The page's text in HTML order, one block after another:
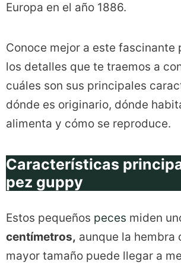
Europa en el año 1886.
Conoce mejor a este fascinante
los detalles que te traemos a
cuáles son sus principales
dónde es originario, dónde
alimenta y cómo se reproduce.
Características
pez guppy
Estos pequeños peces miden
centímetros, aunque la hembra
mayor tamaño puede llegar a